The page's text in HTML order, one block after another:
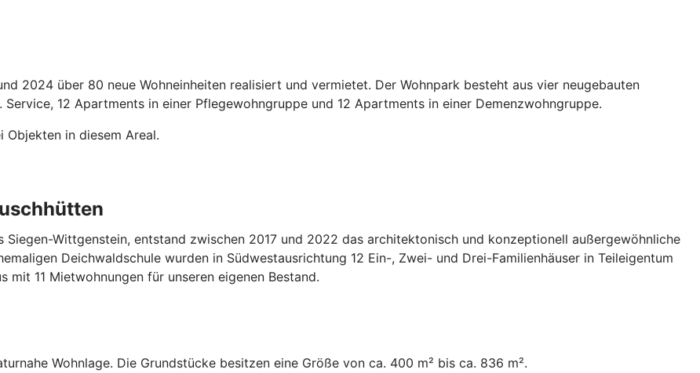
2024 über 80 neue Wohneinheiten realisiert und vermietet. Der Wohnpark besteht aus vier neugebauten
12 Apartments in einer Pflegewohngruppe und 12 Apartments in einer Demenzwohngruppe.
Objekten in diesem Areal.
Wittgenstein, entstand zwischen 2017 und 2022 das architektonisch und konzeptionell außergewöhnliche
Deichwaldschule wurden in Südwestausrichtung 12 Ein-, Zwei- und Drei-Familienhäuser in Teileigentum
11 Mietwohnungen für unseren eigenen Bestand.
Wohnlage. Die Grundstücke besitzen eine Größe von ca. 400 m² bis ca. 836 m².